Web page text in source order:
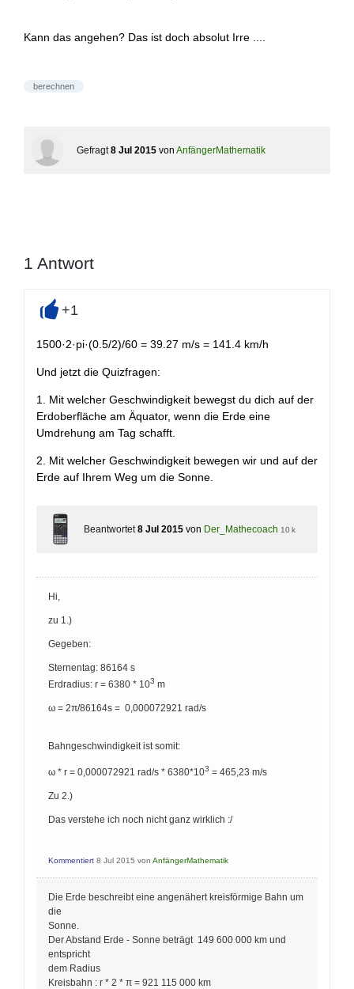
Kann das angehen? Das ist doch absolut Irre ....
berechnen
Gefragt 8 Jul 2015 von AnfängerMathematik
1 Antwort
+1
1500·2·pi·(0.5/2)/60 = 39.27 m/s = 141.4 km/h
Und jetzt die Quizfragen:
1. Mit welcher Geschwindigkeit bewegst du dich auf der
Erdoberfläche am Äquator, wenn die Erde eine
Umdrehung am Tag schafft.
2. Mit welcher Geschwindigkeit bewegen wir und auf der
Erde auf Ihrem Weg um die Sonne.
Beantwortet 8 Jul 2015 von Der_Mathecoach 10 k
Hi,
zu 1.)
Gegeben:
Sternentag: 86164 s
Erdradius: r = 6380 * 103 m
ω = 2π/86164s = 0,000072921 rad/s
Bahngeschwindigkeit ist somit:
ω * r = 0,000072921 rad/s * 6380*103 = 465,23 m/s
Zu 2.)
Das verstehe ich noch nicht ganz wirklich :/
Kommentiert 8 Jul 2015 von AnfängerMathematik
Die Erde beschreibt eine angenähert kreisförmige Bahn um
die
Sonne.
Der Abstand Erde - Sonne beträgt 149 600 000 km und
entspricht
dem Radius
Kreisbahn : r * 2 * π = 921 115 000 km